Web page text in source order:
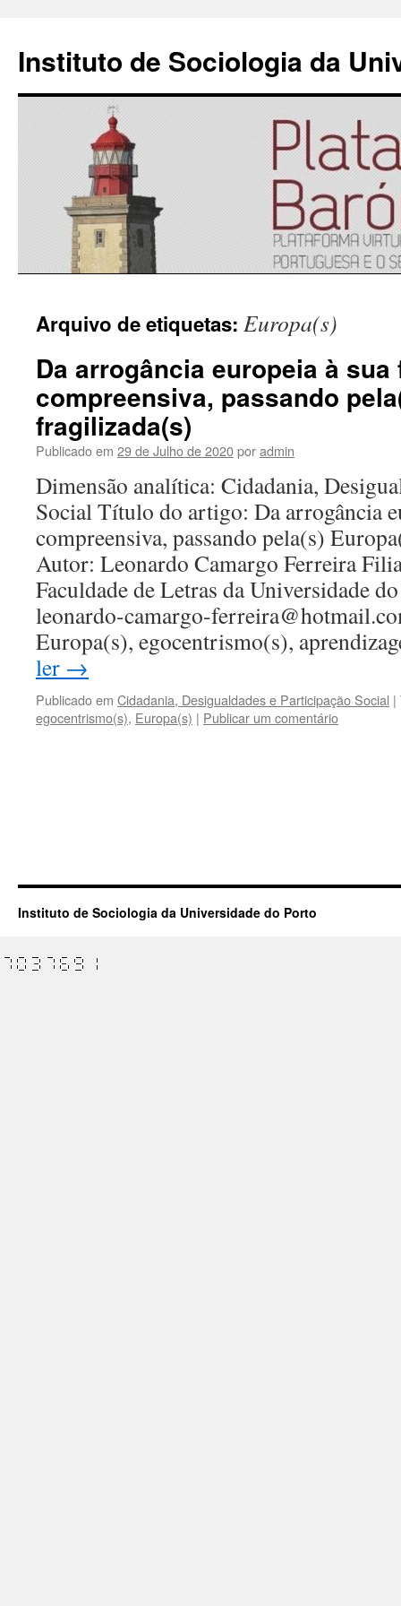
Instituto de Sociologia da
para
conteúdo
Arquivo de etiquetas: Europa(s)
Da arrogância europeia à sua
compreensiva, passando
fragilizada(s)
Publicado em 29 de Julho de 2020poradmin
Dimensão analítica: Cidadania,
Social Título do artigo: Da arrogância
compreensiva, passando pela(s)
Autor: Leonardo Camargo Ferreira
Faculdade de Letras da Universidade
leonardo-camargo-
Europa(s), egocentrismo(s),
ler →
Publicado em Cidadania, Desigualdades e Participação Social |
egocentrismo(s), Europa(s) | Publicar um comentário
Instituto de Sociologia da Universidade do Porto